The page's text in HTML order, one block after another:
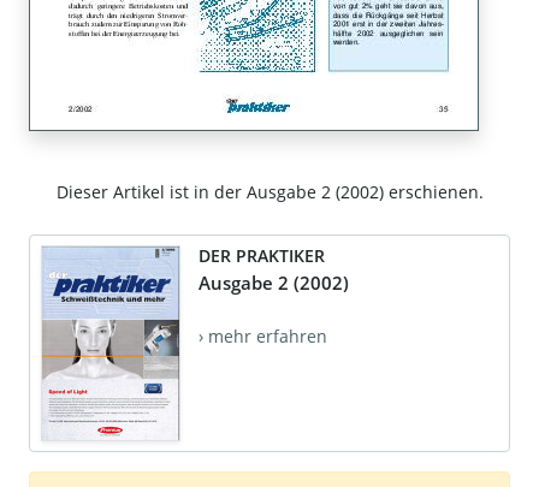
Dieser Artikel ist in der Ausgabe 2 (2002) erschienen.
DER PRAKTIKER
Ausgabe 2 (2002)
› mehr erfahren